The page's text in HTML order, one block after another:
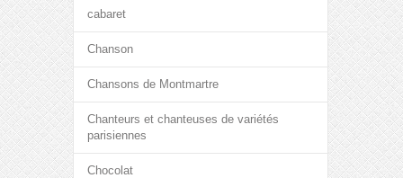
cabaret
Chanson
Chansons de Montmartre
Chanteurs et chanteuses de variétés
parisiennes
Chocolat